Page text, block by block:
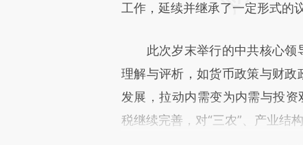
工作，延续并继承了一定形式的
此次岁末举行的中共核心领
理解与评析，如货币政策与财
发展，拉动内需变为内需与投
税继续完善，对“三农”、产业结